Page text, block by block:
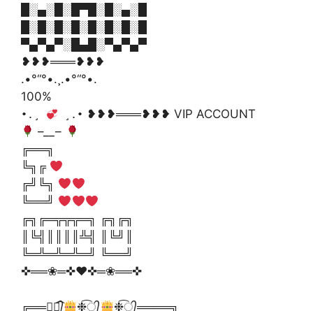
█░▄░█░█▀█░█░▄░█
█░█░█░█░█░█░█░█
▀▄▀▄▀░█▄█░▀▄▀▄▀
❥❥❥═══❥❥❥
.•°“°•.¸.•°“°•.
100%
•.¸ ¸.• ❥❥❥═══❥❥❥ VIP ACCOUNT
– __–
╔══╗
╚╗╔
╔╝╚╗
╚══╝
╔╗╔═╦╦╦═╗ ╔╗╔╗
║╚╣║║║║╩╣ ║╚╝║
╚═╩═╩═╩═╝ ╚══╝
✜══❀═✜♥✜═❀══✜
╔══❉্᭄͜͡ ❉্᭄͜͡ ❉্᭄͜͡════╗